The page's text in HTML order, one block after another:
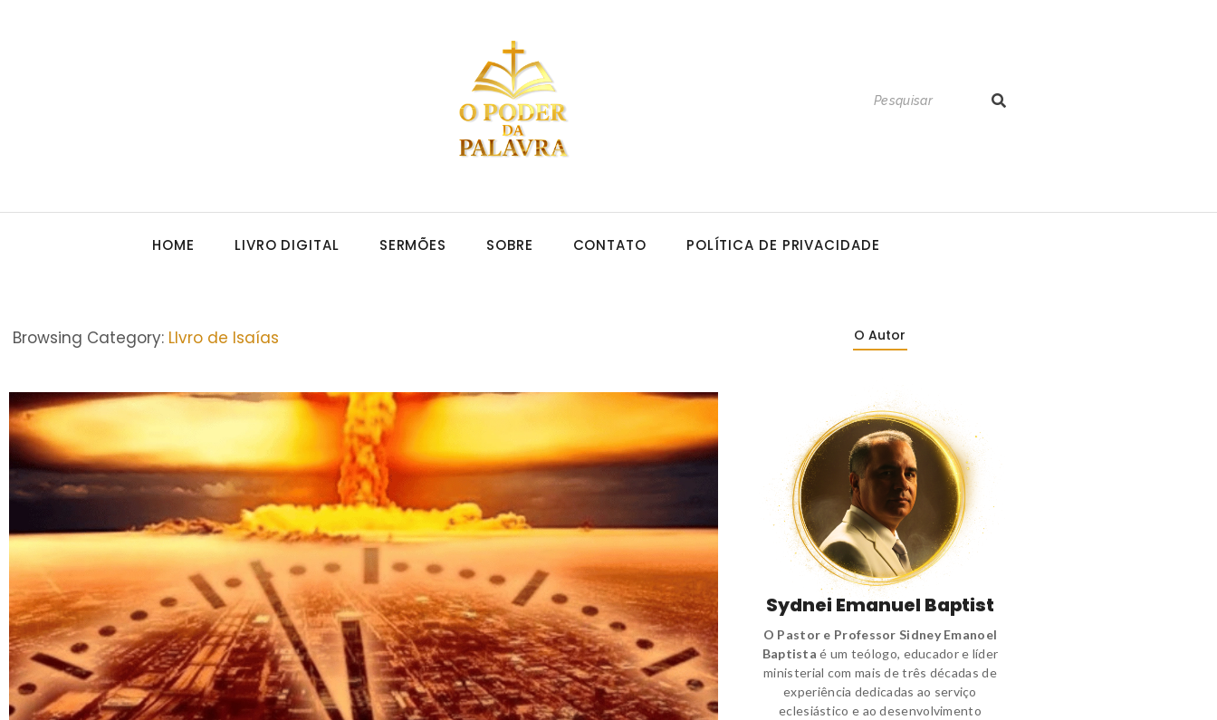
HOME LIVRO DIGITAL SERMÕES SOBRE CONTATO POLÍTICA DE PRIVACIDADE
Browsing Category: LIvro de Isaías O Autor
Sydnei Emanuel Baptist
O Pastor e Professor Sidney Emanoel
Baptista é um teólogo, educador e líder
ministerial com mais de três décadas de
experiência dedicadas ao serviço
eclesiástico e ao desenvolvimento